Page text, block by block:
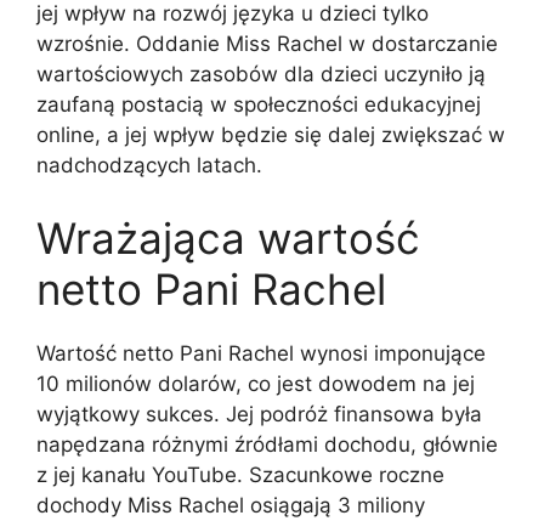
jej wpływ na rozwój języka u dzieci tylko
wzrośnie. Oddanie Miss Rachel w dostarczanie
wartościowych zasobów dla dzieci uczyniło ją
zaufaną postacią w społeczności edukacyjnej
online, a jej wpływ będzie się dalej zwiększać w
nadchodzących latach.
Wrażająca wartość
netto Pani Rachel
Wartość netto Pani Rachel wynosi imponujące
10 milionów dolarów, co jest dowodem na jej
wyjątkowy sukces. Jej podróż finansowa była
napędzana różnymi źródłami dochodu, głównie
z jej kanału YouTube. Szacunkowe roczne
dochody Miss Rachel osiągają 3 miliony